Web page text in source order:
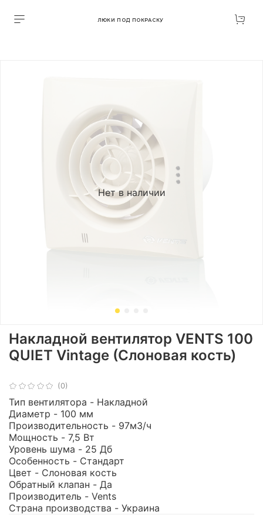
ЛЮКИ ПОД ПОКРАСКУ
Нет в наличии
(0)
Накладной вентилятор VENTS 100
QUIET Vintage (Слоновая кость)
Тип вентилятора - Накладной
Диаметр - 100 мм
Производительность - 97м3/ч
Мощность - 7,5 Вт
Уровень шума - 25 Дб
Особенность - Стандарт
Цвет - Слоновая кость
Обратный клапан - Да
Производитель - Vents
Страна производства - Украина